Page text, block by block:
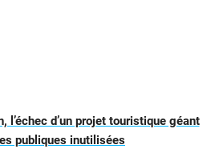
l’échec d’un projet touristique géant
publiques inutilisées